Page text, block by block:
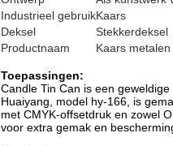
Industrieel gebruikKaars
Deksel
Stekkerdeksel
Productnaam
Kaars
Toepassingen:
Candle Tin Can is een
Huaiyang, model hy-166, is
met CMYK-offsetdruk en zowel
voor extra gemak en